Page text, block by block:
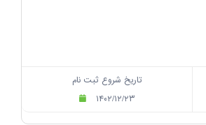
تاریخ شروع ثبت نام
۱۴۰۲/۱۲/۲۳